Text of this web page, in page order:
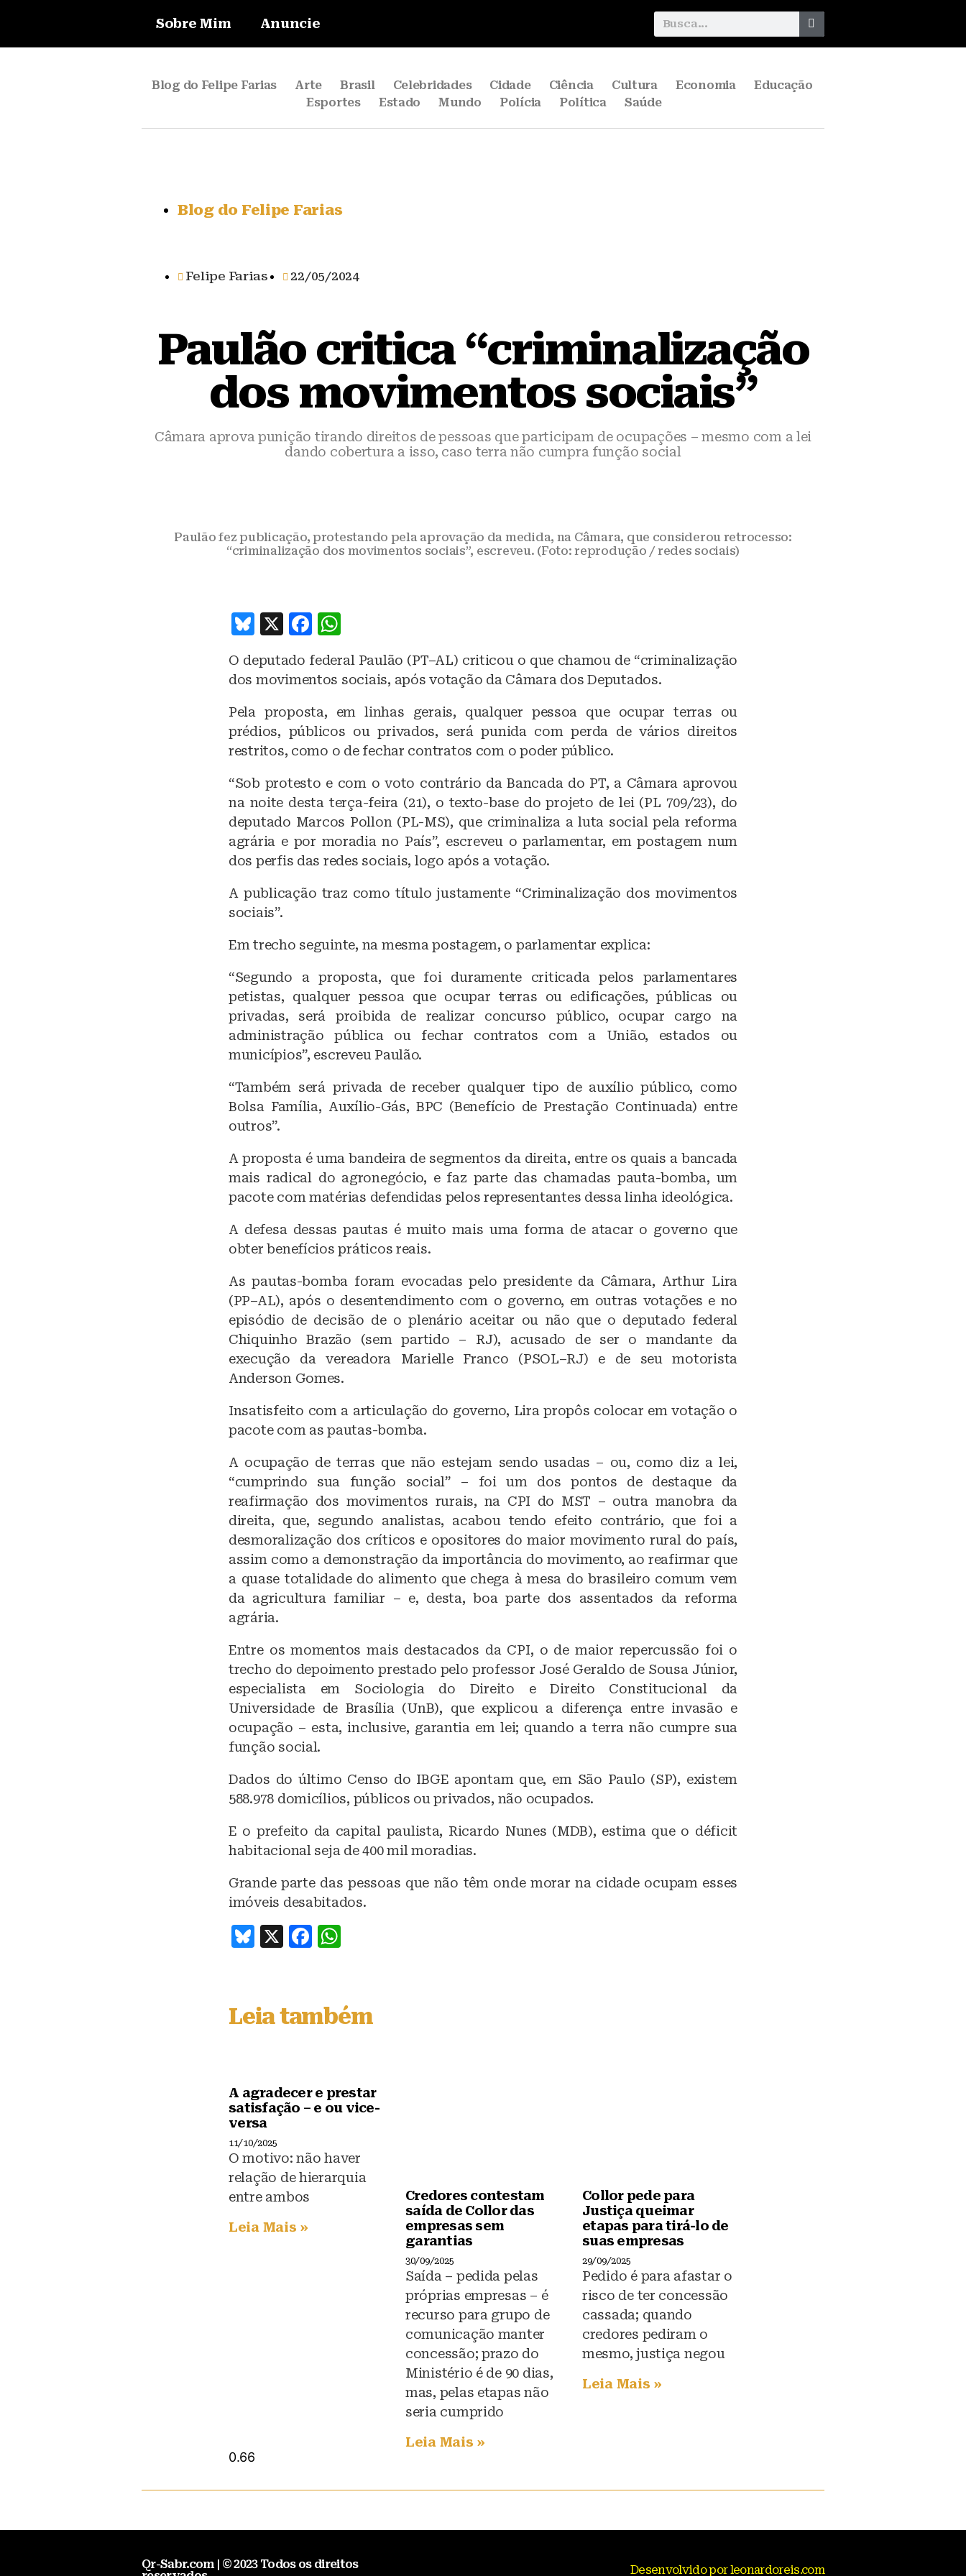
Sobre Mim Anuncie
Blog do Felipe Farias Arte Brasil Celebridades Cidade Ciência Cultura Economia
Educação
Esportes
Estado Mundo Polícia Política Saúde
Blog do Felipe Farias
Felipe Farias 22/05/2024
Paulão critica “criminalização
dos movimentos sociais”
Câmara aprova punição tirando direitos de pessoas que participam de ocupações – mesmo com a lei
dando cobertura a isso, caso terra não cumpra função social
Paulão fez publicação, protestando pela aprovação da medida, na Câmara, que considerou retrocesso:
“criminalização dos movimentos sociais”, escreveu. (Foto: reprodução / redes sociais)
B
e
s
k
y
X
F
c
e
b
o
o
k
at
s
A
p
p
O deputado federal Paulão (PT–AL) criticou o que chamou de “criminalização
dos movimentos sociais, após votação da Câmara dos Deputados.
Pela proposta, em linhas gerais, qualquer pessoa que ocupar terras ou
prédios, públicos ou privados, será punida com perda de vários direitos
restritos, como o de fechar contratos com o poder público.
“Sob protesto e com o voto contrário da Bancada do PT, a Câmara aprovou
na noite desta terça-feira (21), o texto-base do projeto de lei (PL 709/23), do
deputado Marcos Pollon (PL-MS), que criminaliza a luta social pela reforma
agrária e por moradia no País”, escreveu o parlamentar, em postagem num
dos perfis das redes sociais, logo após a votação.
A publicação traz como título justamente “Criminalização dos movimentos
sociais”.
Em trecho seguinte, na mesma postagem, o parlamentar explica:
“Segundo a proposta, que foi duramente criticada pelos parlamentares
petistas, qualquer pessoa que ocupar terras ou edificações, públicas ou
privadas, será proibida de realizar concurso público, ocupar cargo na
administração pública ou fechar contratos com a União, estados ou
municípios”, escreveu Paulão.
“Também será privada de receber qualquer tipo de auxílio público, como
Bolsa Família, Auxílio-Gás, BPC (Benefício de Prestação Continuada) entre
outros”.
A proposta é uma bandeira de segmentos da direita, entre os quais a bancada
mais radical do agronegócio, e faz parte das chamadas pauta-bomba, um
pacote com matérias defendidas pelos representantes dessa linha ideológica.
A defesa dessas pautas é muito mais uma forma de atacar o governo que
obter benefícios práticos reais.
As pautas-bomba foram evocadas pelo presidente da Câmara, Arthur Lira
(PP–AL), após o desentendimento com o governo, em outras votações e no
episódio de decisão de o plenário aceitar ou não que o deputado federal
Chiquinho Brazão (sem partido – RJ), acusado de ser o mandante da
execução da vereadora Marielle Franco (PSOL–RJ) e de seu motorista
Anderson Gomes.
Insatisfeito com a articulação do governo, Lira propôs colocar em votação o
pacote com as pautas-bomba.
A ocupação de terras que não estejam sendo usadas – ou, como diz a lei,
“cumprindo sua função social” – foi um dos pontos de destaque da
reafirmação dos movimentos rurais, na CPI do MST – outra manobra da
direita, que, segundo analistas, acabou tendo efeito contrário, que foi a
desmoralização dos críticos e opositores do maior movimento rural do país,
assim como a demonstração da importância do movimento, ao reafirmar que
a quase totalidade do alimento que chega à mesa do brasileiro comum vem
da agricultura familiar – e, desta, boa parte dos assentados da reforma
agrária.
Entre os momentos mais destacados da CPI, o de maior repercussão foi o
trecho do depoimento prestado pelo professor José Geraldo de Sousa Júnior,
especialista em Sociologia do Direito e Direito Constitucional da
Universidade de Brasília (UnB), que explicou a diferença entre invasão e
ocupação – esta, inclusive, garantia em lei; quando a terra não cumpre sua
função social.
Dados do último Censo do IBGE apontam que, em São Paulo (SP), existem
588.978 domicílios, públicos ou privados, não ocupados.
E o prefeito da capital paulista, Ricardo Nunes (MDB), estima que o déficit
habitacional seja de 400 mil moradias.
Grande parte das pessoas que não têm onde morar na cidade ocupam esses
imóveis desabitados.
B
s
k
X
F
e
b
k
s
A
Leia também
A agradecer e prestar
satisfação – e ou vice-
versa
11/10/2025
O motivo: não haver
relação de hierarquia
entre ambos
Leia Mais »
Credores contestam
saída de Collor das
empresas sem
garantias
30/09/2025
Saída – pedida pelas
próprias empresas – é
recurso para grupo de
comunicação manter
concessão; prazo do
Ministério é de 90 dias,
mas, pelas etapas não
seria cumprido
Leia Mais »
Collor pede para
Justiça queimar
etapas para tirá-lo de
suas empresas
29/09/2025
Pedido é para afastar o
risco de ter concessão
cassada; quando
credores pediram o
mesmo, justiça negou
Leia Mais »
Qr-Sabr.com | © 2023 Todos os direitos
Desenvolvido por leonardoreis.com